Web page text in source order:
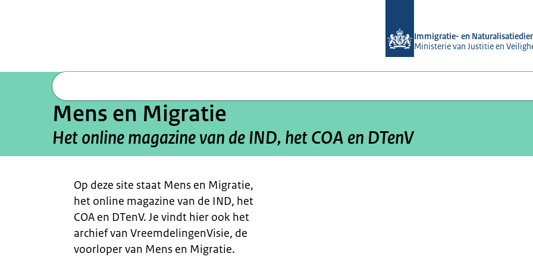
Immigratie- en
Ministerie van Justitie en
Mens en Migratie
Het online magazine van de IND, het COA en DTenV
Op deze site staat Mens en Migratie,
het online magazine van de IND, het
COA en DTenV. Je vindt hier ook het
archief van VreemdelingenVisie, de
voorloper van Mens en Migratie.